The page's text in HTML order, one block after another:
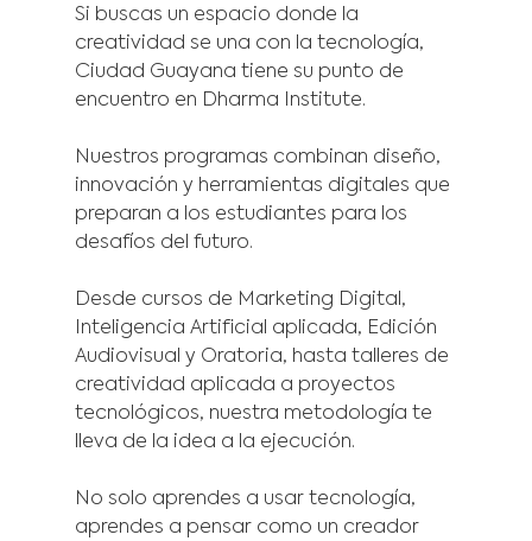
Si buscas un espacio donde la
creatividad se una con la tecnología,
Ciudad Guayana tiene su punto de
encuentro en Dharma Institute.
Nuestros programas combinan diseño,
innovación y herramientas digitales que
preparan a los estudiantes para los
desafíos del futuro.
Desde cursos de Marketing Digital,
Inteligencia Artificial aplicada, Edición
Audiovisual y Oratoria, hasta talleres de
creatividad aplicada a proyectos
tecnológicos, nuestra metodología te
lleva de la idea a la ejecución.
No solo aprendes a usar tecnología,
aprendes a pensar como un creador